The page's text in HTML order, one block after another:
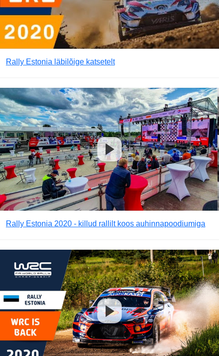
Rally Estonia läbilõige katsetelt
Rally Estonia 2020 - killud rallilt koos auhinnapoodiumiga